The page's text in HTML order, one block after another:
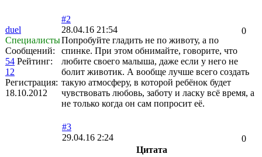
duel
Специалисты
Сообщений:
54 Рейтинг:
12
Регистрация:
18.10.2012
#2
0
28.04.16 21:54
Попробуйте гладить не по животу, а по
спинке. При этом обнимайте, говорите, что
любите своего малыша, даже если у него не
болит животик. А вообще лучше всего создать
такую атмосферу, в которой ребёнок будет
чувствовать любовь, заботу и ласку всё время, а
не только когда он сам попросит её.
#3
0
29.04.16 2:24
Цитата